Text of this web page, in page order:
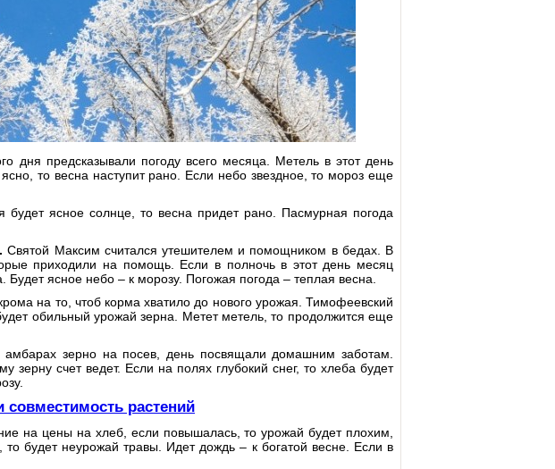
дня предсказывали погоду всего месяца. Метель в этот день
то весна наступит рано. Если небо звездное, то мороз еще
ясное солнце, то весна придет рано. Пасмурная погода
Святой Максим считался утешителем и помощником в бедах. В
приходили на помощь. Если в полночь в этот день месяц
ясное небо – к морозу. Погожая погода – теплая весна.
на то, чтоб корма хватило до нового урожая. Тимофеевский
обильный урожай зерна. Метет метель, то продолжится еще
амбарах зерно на посев, день посвящали домашним заботам.
зерну счет ведет. Если на полях глубокий снег, то хлеба будет
растений
на цены на хлеб, если повышалась, то урожай будет плохим,
будет неурожай травы. Идет дождь – к богатой весне. Если в